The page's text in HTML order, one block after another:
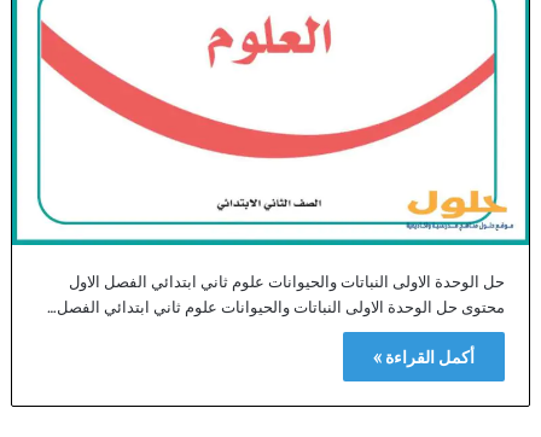
حل الوحدة الاولى النباتات والحيوانات علوم ثاني ابتدائي الفصل الاول
محتوى حل الوحدة الاولى النباتات والحيوانات علوم ثاني ابتدائي الفصل…
أكمل القراءة »